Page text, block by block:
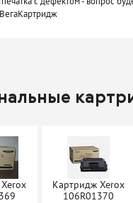
Картридж Xerox
106R01370